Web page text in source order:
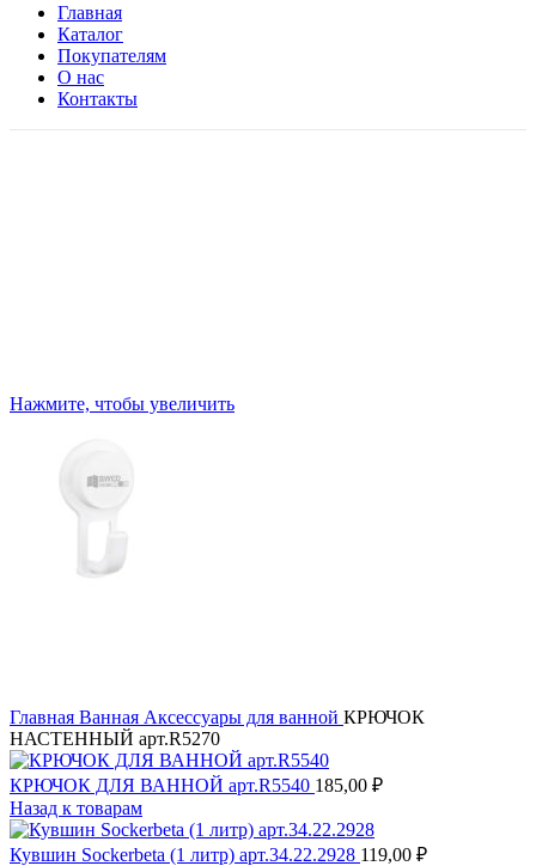
Главная
Каталог
Покупателям
О нас
Контакты
Нажмите, чтобы увеличить
Главная Ванная Аксессуары для ванной КРЮЧОК
НАСТЕННЫЙ арт.R5270
КРЮЧОК ДЛЯ ВАННОЙ арт.R5540 185,00 ₽
Назад к товарам
Кувшин Sockerbeta (1 литр) арт.34.22.2928 119,00 ₽